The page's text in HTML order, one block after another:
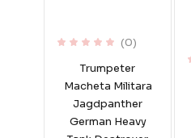
(0)
Trumpeter
Macheta Militara
Jagdpanther
German Heavy